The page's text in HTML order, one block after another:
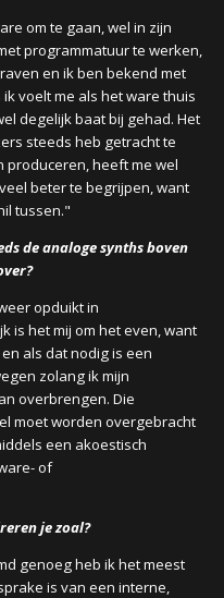
om te gaan, wel in zijn
programmatuur te werken,
en ik ben bekend met
voelt me als het ware thuis
degelijk baat bij gehad. Het
steeds heb getracht te
heeft me wel
beter te begrijpen, want
tussen."
de analoge synths boven
opduikt in
is het mij om het even, want
als dat nodig is een
zolang ik mijn
overbrengen. Die
moet worden overgebracht
een akoestisch
of
je zoal?
genoeg heb ik het meest
is van een interne,